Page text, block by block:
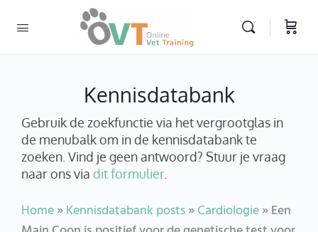
Kennisdatabank
Gebruik de zoekfunctie via het vergrootglas in
de menubalk om in de kennisdatabank te
zoeken. Vind je geen antwoord? Stuur je vraag
naar ons via dit formulier.
Home»Kennisdatabank posts»Cardiologie»Een